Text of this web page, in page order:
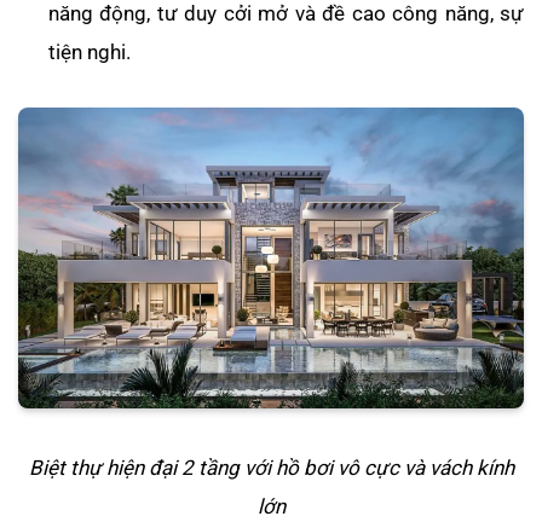
năng động, tư duy cởi mở và đề cao công năng, sự
tiện nghi.
Biệt thự hiện đại 2 tầng với hồ bơi vô cực và vách kính
lớn